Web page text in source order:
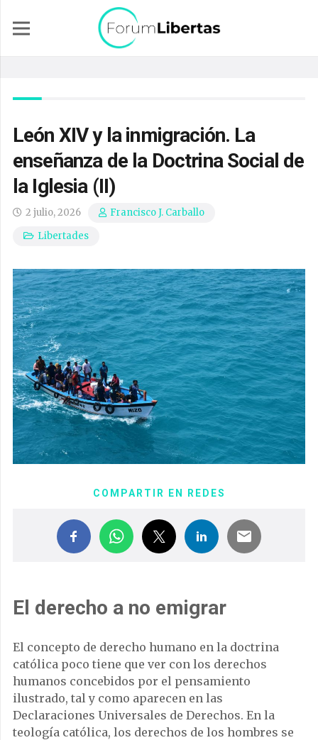
León XIV y la inmigración. La
enseñanza de la Doctrina Social de
la Iglesia (II)
2 julio, 2026
Francisco J. Carballo
Libertades
COMPARTIR EN REDES
El derecho a no emigrar
El concepto de derecho humano en la doctrina
católica poco tiene que ver con los derechos
humanos concebidos por el pensamiento
ilustrado, tal y como aparecen en las
Declaraciones Universales de Derechos. En la
teología católica, los derechos de los hombres se